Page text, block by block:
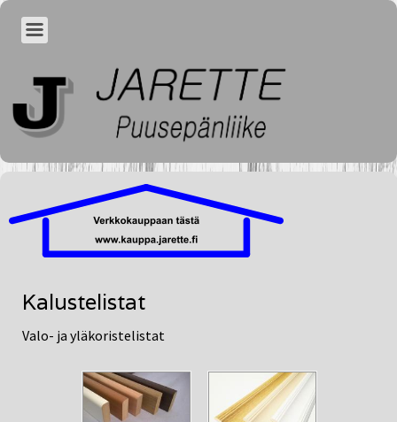
Kalustelistat
Valo- ja yläkoristelistat